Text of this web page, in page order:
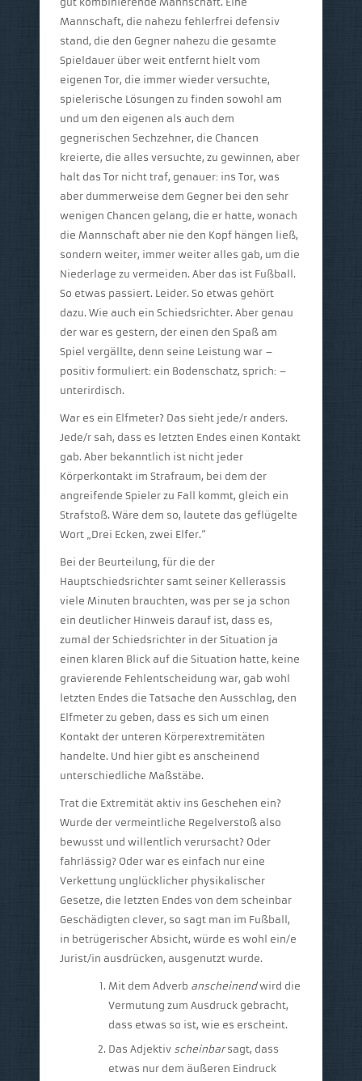
Mannschaft, die nahezu fehlerfrei defensiv
stand, die den Gegner nahezu die gesamte
Spieldauer über weit entfernt hielt vom
eigenen Tor, die immer wieder versuchte,
spielerische Lösungen zu finden sowohl am
und um den eigenen als auch dem
gegnerischen Sechzehner, die Chancen
kreierte, die alles versuchte, zu gewinnen, aber
halt das Tor nicht traf, genauer: ins Tor, was
aber dummerweise dem Gegner bei den sehr
wenigen Chancen gelang, die er hatte, wonach
die Mannschaft aber nie den Kopf hängen ließ,
sondern weiter, immer weiter alles gab, um die
Niederlage zu vermeiden. Aber das ist Fußball.
So etwas passiert. Leider. So etwas gehört
dazu. Wie auch ein Schiedsrichter. Aber genau
der war es gestern, der einen den Spaß am
Spiel vergällte, denn seine Leistung war –
positiv formuliert: ein Bodenschatz, sprich: –
unterirdisch.
War es ein Elfmeter? Das sieht jede/r anders.
Jede/r sah, dass es letzten Endes einen Kontakt
gab. Aber bekanntlich ist nicht jeder
Körperkontakt im Strafraum, bei dem der
angreifende Spieler zu Fall kommt, gleich ein
Strafstoß. Wäre dem so, lautete das geflügelte
Wort „Drei Ecken, zwei Elfer.“
Bei der Beurteilung, für die der
Hauptschiedsrichter samt seiner Kellerassis
viele Minuten brauchten, was per se ja schon
ein deutlicher Hinweis darauf ist, dass es,
zumal der Schiedsrichter in der Situation ja
einen klaren Blick auf die Situation hatte, keine
gravierende Fehlentscheidung war, gab wohl
letzten Endes die Tatsache den Ausschlag, den
Elfmeter zu geben, dass es sich um einen
Kontakt der unteren Körperextremitäten
handelte. Und hier gibt es anscheinend
unterschiedliche Maßstäbe.
Trat die Extremität aktiv ins Geschehen ein?
Wurde der vermeintliche Regelverstoß also
bewusst und willentlich verursacht? Oder
fahrlässig? Oder war es einfach nur eine
Verkettung unglücklicher physikalischer
Gesetze, die letzten Endes von dem scheinbar
Geschädigten clever, so sagt man im Fußball,
in betrügerischer Absicht, würde es wohl ein/e
Jurist/in ausdrücken, ausgenutzt wurde.
Mit dem Adverb anscheinendwird die
Vermutung zum Ausdruck gebracht,
dass etwas so ist, wie es erscheint.
Das Adjektiv scheinbarsagt, dass
etwas nur dem äußeren Eindruck